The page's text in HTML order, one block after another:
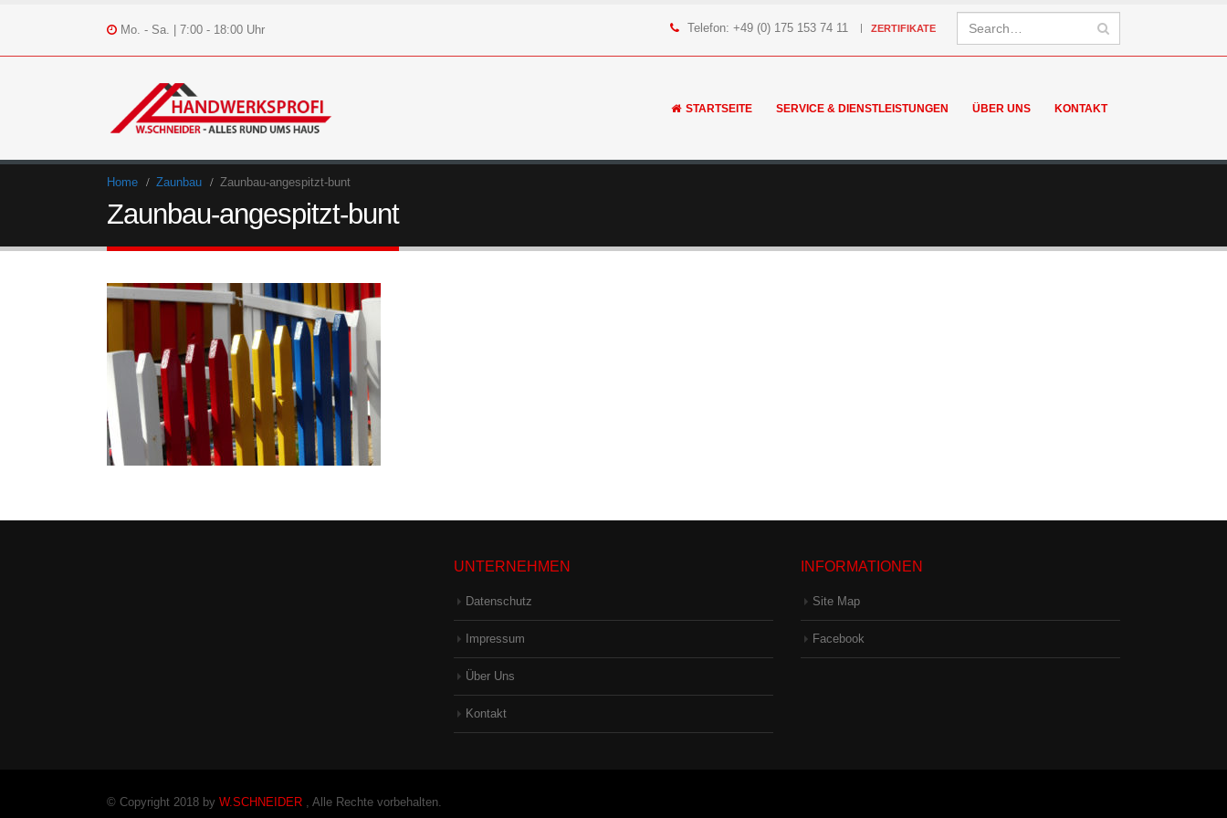
Mo. - Sa. | 7:00 - 18:00 Uhr Telefon: +49 (0) 175 153 74 11 | ZERTIFIKATE
STARTSEITE SERVICE & DIENSTLEISTUNGEN ÜBER UNS KONTAKT
Home Zaunbau Zaunbau-angespitzt-bunt
Zaunbau-angespitzt-bunt
UNTERNEHMEN
Datenschutz
Impressum
Über Uns
Kontakt
INFORMATIONEN
Site Map
Facebook
© Copyright 2018 by W.SCHNEIDER , Alle Rechte vorbehalten.